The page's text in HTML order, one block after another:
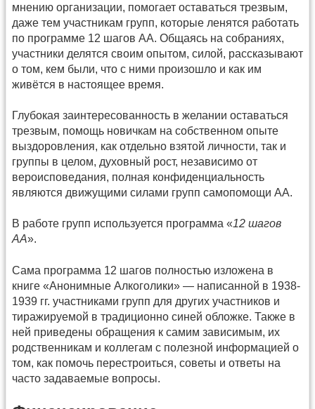
мнению организации, помогает оставаться трезвым,
даже тем участникам групп, которые ленятся работать
по программе 12 шагов АА. Общаясь на собраниях,
участники делятся своим опытом, силой, рассказывают
о том, кем были, что с ними произошло и как им
живётся в настоящее время.
Глубокая заинтересованность в желании оставаться
трезвым, помощь новичкам на собственном опыте
выздоровления, как отдельно взятой личности, так и
группы в целом, духовный рост, независимо от
вероисповедания, полная конфиденциальность
являются движущими силами групп самопомощи АА.
В работе групп используется программа «12 шагов
АА».
Сама программа 12 шагов полностью изложена в
книге «Анонимные Алкоголики» — написанной в 1938-
1939 гг. участниками групп для других участников и
тиражируемой в традиционно синей обложке. Также в
ней приведены обращения к самим зависимым, их
родственникам и коллегам с полезной информацией о
том, как помочь перестроиться, советы и ответы на
часто задаваемые вопросы.